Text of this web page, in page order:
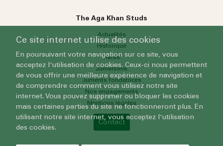
The Aga Khan Studs
Actualités
Historique
Haras
Jumenterie
Juments fondatrices
Nos engagements
Mentions légales
Contact
Ce site internet utilise des cookies
En poursuivant votre navigation sur ce site, vous
acceptez l'utilisation de cookies. Ceux-ci nous permettent
de vous offrir une meilleure expérience de navigation et
de comprendre comment vous utilisez notre site
internet. Vous pouvez supprimer ou bloquer les cookies
mais certaines parties du site ne fonctionneront plus. En
utilisant notre site internet, vous acceptez l'utilisation
des cookies.